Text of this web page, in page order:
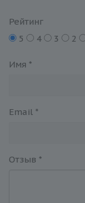
Рейтинг
5
4 3 2
Имя *
Email *
Отзыв *